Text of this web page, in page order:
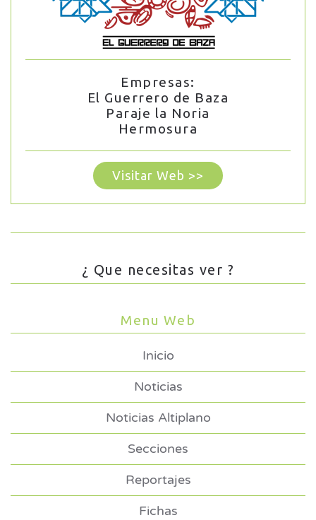
Empresas:
El Guerrero de Baza
Paraje la Noria
Hermosura
Visitar Web >>
¿ Que necesitas ver ?
Menu Web
Inicio
Noticias
Noticias Altiplano
Secciones
Reportajes
Fichas